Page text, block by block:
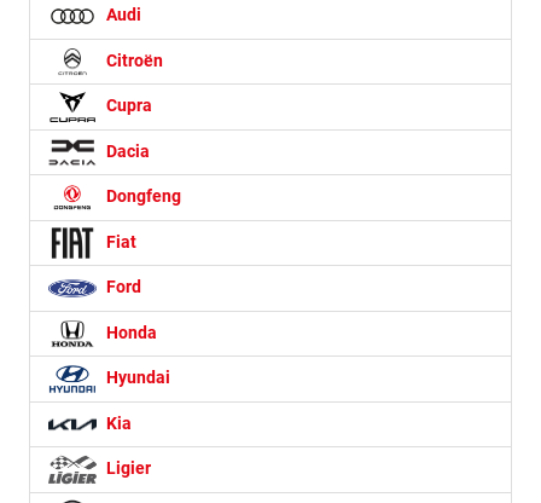
Audi
Citroën
Cupra
Dacia
Dongfeng
Fiat
Ford
Honda
Hyundai
Kia
Ligier